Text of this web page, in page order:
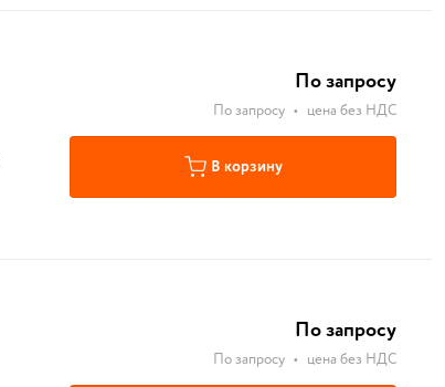
По запросу
По запросу • цена без НДС
В корзину
По запросу
По запросу • цена без НДС